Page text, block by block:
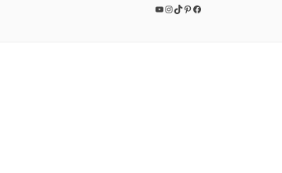
YouTube
Instagram
TikTok
Pinterest
Facebook